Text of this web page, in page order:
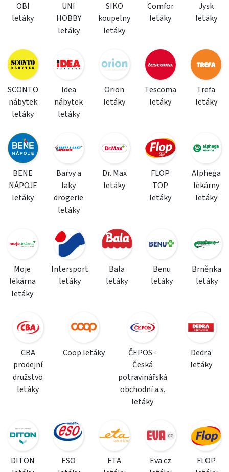
OBI
letáky
UNI
HOBBY
letáky
SIKO
koupelny
letáky
Comfor
letáky
Jysk
letáky
SCONTO
nábytek
letáky
Idea
nábytek
letáky
Orion
letáky
Tescoma
letáky
Trefa
letáky
BENE
NÁPOJE
letáky
Barvy a
laky
drogerie
letáky
Dr. Max
letáky
FLOP
TOP
letáky
Alphega
lékárny
letáky
Moje
lékárna
letáky
Intersport
letáky
Bala
letáky
Benu
letáky
Brněnka
letáky
CBA
prodejní
družstvo
letáky
Coop letáky
ČEPOS -
Česká
potravinářská
obchodní a.s.
letáky
Dedra
letáky
DITON
ESO
ETA
Eva.cz
FLOP